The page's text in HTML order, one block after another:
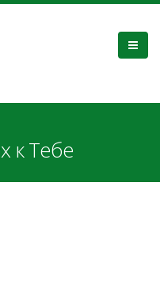
к Тебе